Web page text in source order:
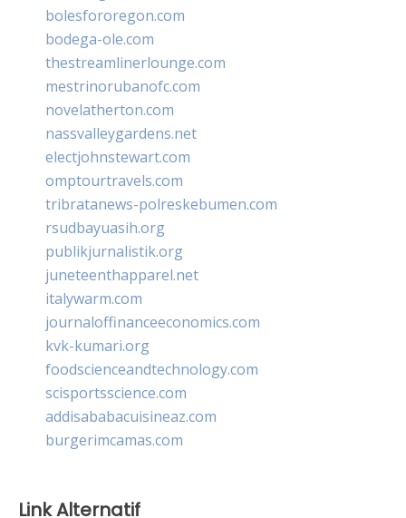
bolesfororegon.com
bodega-ole.com
thestreamlinerlounge.com
mestrinorubanofc.com
novelatherton.com
nassvalleygardens.net
electjohnstewart.com
omptourtravels.com
tribratanews-polreskebumen.com
rsudbayuasih.org
publikjurnalistik.org
juneteenthapparel.net
italywarm.com
journaloffinanceeconomics.com
kvk-kumari.org
foodscienceandtechnology.com
scisportsscience.com
addisababacuisineaz.com
burgerimcamas.com
Link Alternatif